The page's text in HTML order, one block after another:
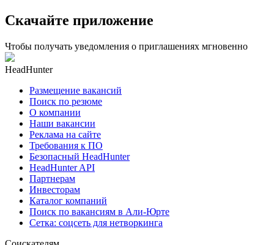
Скачайте приложение
Чтобы получать уведомления о приглашениях мгновенно
HeadHunter
Размещение вакансий
Поиск по резюме
О компании
Наши вакансии
Реклама на сайте
Требования к ПО
Безопасный HeadHunter
HeadHunter API
Партнерам
Инвесторам
Каталог компаний
Поиск по вакансиям в Али-Юрте
Сетка: соцсеть для нетворкинга